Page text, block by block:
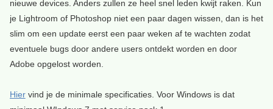
nieuwe devices. Anders zullen ze heel snel leden kwijt raken. Kun
je Lightroom of Photoshop niet een paar dagen wissen, dan is het
slim om een update eerst een paar weken af te wachten zodat
eventuele bugs door andere users ontdekt worden en door
Adobe opgelost worden.
Hiervind je de minimale specificaties. Voor Windows is dat